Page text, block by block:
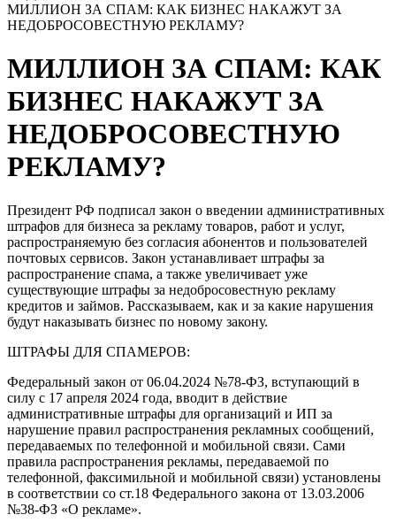
МИЛЛИОН ЗА СПАМ: КАК БИЗНЕС НАКАЖУТ ЗА
НЕДОБРОСОВЕСТНУЮ РЕКЛАМУ?
МИЛЛИОН ЗА СПАМ: КАК
БИЗНЕС НАКАЖУТ ЗА
НЕДОБРОСОВЕСТНУЮ
РЕКЛАМУ?
Президент РФ подписал закон о введении административных
штрафов для бизнеса за рекламу товаров, работ и услуг,
распространяемую без согласия абонентов и пользователей
почтовых сервисов. Закон устанавливает штрафы за
распространение спама, а также увеличивает уже
существующие штрафы за недобросовестную рекламу
кредитов и займов. Рассказываем, как и за какие нарушения
будут наказывать бизнес по новому закону.
ШТРАФЫ ДЛЯ СПАМЕРОВ:
Федеральный закон от 06.04.2024 №78-ФЗ, вступающий в
силу с 17 апреля 2024 года, вводит в действие
административные штрафы для организаций и ИП за
нарушение правил распространения рекламных сообщений,
передаваемых по телефонной и мобильной связи. Сами
правила распространения рекламы, передаваемой по
телефонной, факсимильной и мобильной связи) установлены
в соответствии со ст.18 Федерального закона от 13.03.2006
№38-ФЗ «О рекламе».